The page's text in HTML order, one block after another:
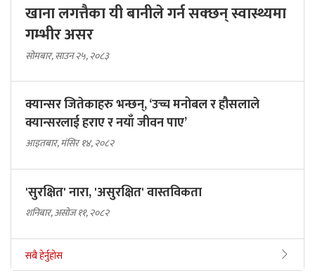
खाना लगत्तैका यी बानीले गर्न सक्छन् स्वास्थ्यमा
गम्भीर असर
सोमबार, साउन २५, २०८३
क्यान्सर जितेकाहरु भन्छन्, ‘उच्च मनोबल र हौसलाले
क्यान्सरलाई हराए र नयाँ जीवन पाए’
आइतबार, मंसिर १४, २०८२
'सुरक्षित' नारा, 'असुरक्षित' वास्तविकता
शनिबार, असोज ११, २०८२
सबै हेर्नुहोस